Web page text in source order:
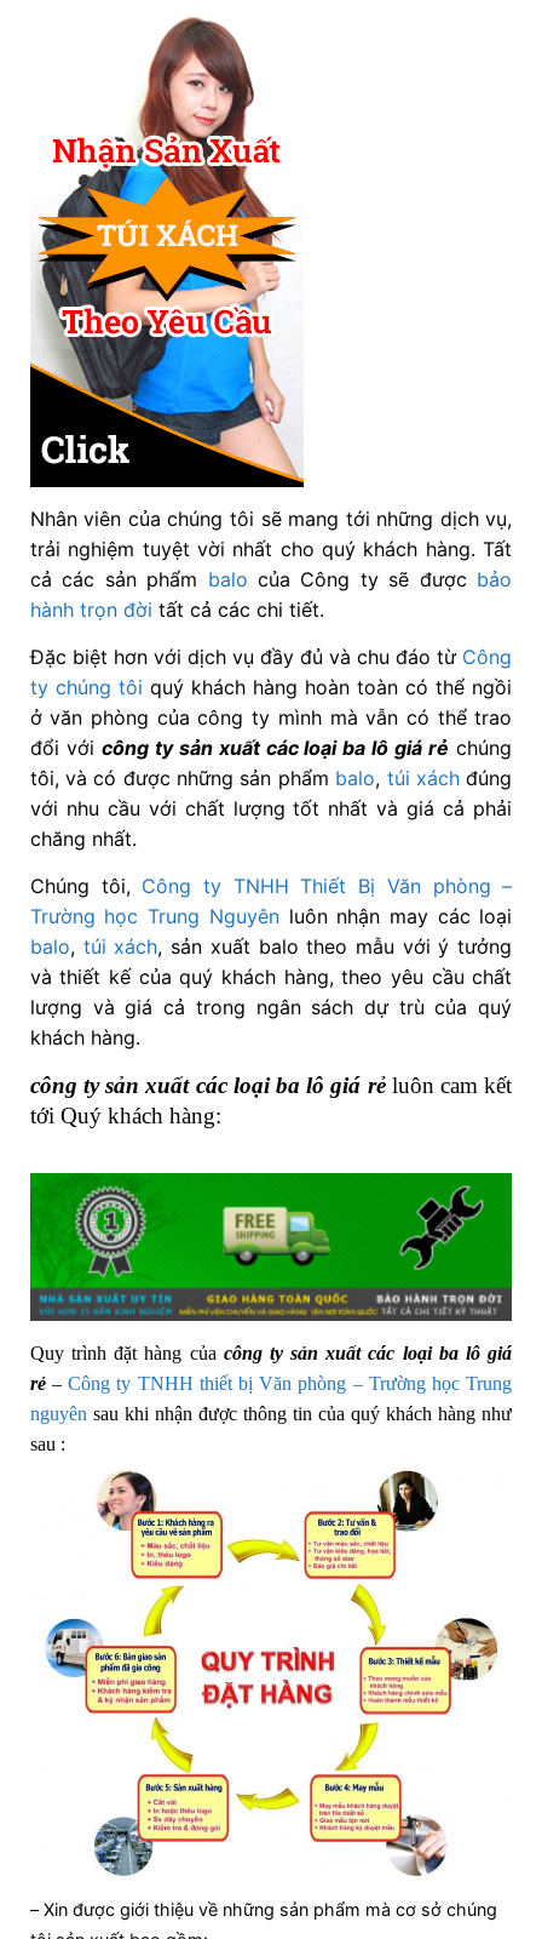
Nhân viên của chúng tôi sẽ mang tới những dịch vụ,
trải nghiệm tuyệt vời nhất cho quý khách hàng. Tất
cả các sản phẩm balo của Công ty sẽ được bảo
hành trọn đời tất cả các chi tiết.
Đặc biệt hơn với dịch vụ đầy đủ và chu đáo từ Công
ty chúng tôi quý khách hàng hoàn toàn có thể ngồi
ở văn phòng của công ty mình mà vẫn có thể trao
đổi với công ty sản xuất các loại ba lô giá rẻ chúng
tôi, và có được những sản phẩm balo, túi xáchđúng
với nhu cầu với chất lượng tốt nhất và giá cả phải
chăng nhất.
Chúng tôi, Công ty TNHH Thiết Bị Văn phòng –
Trường học Trung Nguyênluôn nhận may các loại
balo, túi xách, sản xuất balo theo mẫu với ý tưởng
và thiết kế của quý khách hàng, theo yêu cầu chất
lượng và giá cả trong ngân sách dự trù của quý
khách hàng.
công ty sản xuất các loại ba lô giá rẻluôn cam kết
tới Quý khách hàng:
Quy trình đặt hàng của công ty sản xuất các loại ba lô giá
rẻ–Công ty TNHH thiết bị Văn phòng – Trường học Trung
nguyên sau khi nhận được thông tin của quý khách hàng như
sau :
– Xin được giới thiệu về những sản phẩm mà cơ sở chúng